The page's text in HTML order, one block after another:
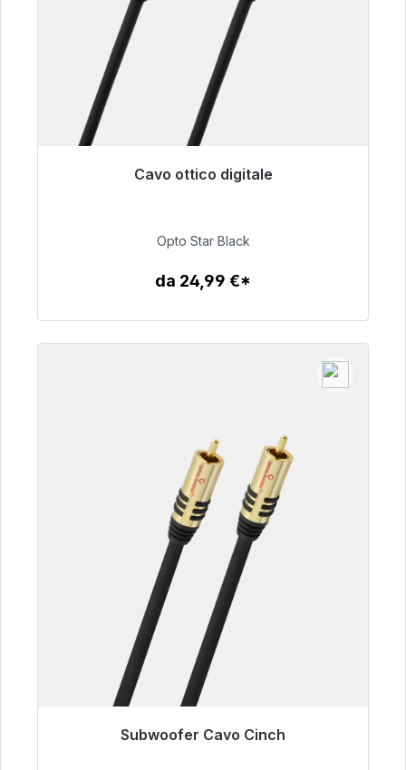
Cavo ottico digitale
Pronto per la spedizione immediata, tempo di
93,00 €
Opto Star Black
da 24,99 €*
Subwoofer Cavo Cinch
Pronto per la spedizione immediata, tempo di